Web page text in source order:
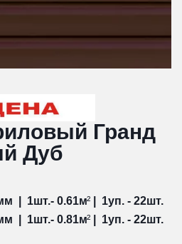
Гранд
Дуб
|  1шт.- 0.61м² |  1уп. - 22шт.
|  1шт.- 0.81м² |  1уп. - 22шт.